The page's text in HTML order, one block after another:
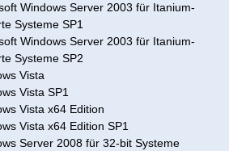
Windows Server 2003 für Itanium-
Systeme SP1
Windows Server 2003 für Itanium-
Systeme SP2
Vista
Vista SP1
Vista x64 Edition
Vista x64 Edition SP1
Server 2008 für 32-bit Systeme